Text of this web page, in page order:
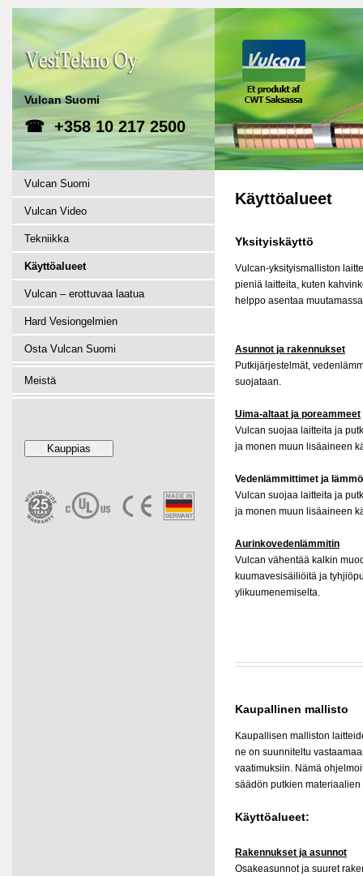
Vulcan Suomi
☎ +358 10 217 2500
Vulcan Suomi
Vulcan Video
Tekniikka
Käyttöalueet
Vulcan – erottuvaa laatua
Hard Vesiongelmien
Osta Vulcan Suomi
Meistä
Käyttöalueet
Yksityiskäyttö
Vulcan-yksityismalliston
pieniä laitteita, kuten
helppo asentaa
Asunnot ja rakennukset
Putkijärjestelmät,
suojataan.
Uima-altaat ja poreammeet
Vulcan suojaa laitteita ja
ja monen muun lisäaineen
Vedenlämmittimet ja
Vulcan suojaa laitteita ja
ja monen muun lisäaineen
Aurinkovedenlämmitin
Vulcan vähentää kalkin
kuumavesisäiliöitä ja
ylikuumenemiselta.
Kaupallinen mallisto
Kaupallisen malliston
ne on suunniteltu
vaatimuksiin. Nämä
säädön putkien
Käyttöalueet:
Rakennukset ja asunnot
Osakeasunnot ja suuret